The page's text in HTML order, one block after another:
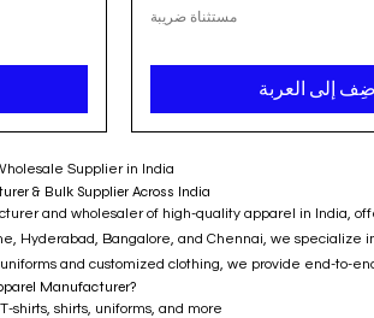
مستثناة ضريبة
أضِف إلى العربة
Supplier in India
& Bulk Supplier Across India
and wholesaler of high-quality apparel in India,
Hyderabad, Bangalore, and Chennai, we
uniforms and customized clothing, we provide end-to-
Manufacturer?
shirts, shirts, uniforms, and more